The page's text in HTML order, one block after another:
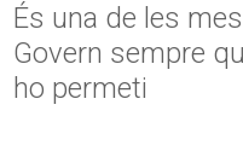
És una de les
Govern sempre
ho permeti